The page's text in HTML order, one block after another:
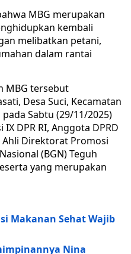
MBG merupakan
kembali
melibatkan petani,
dalam rantai
MBG tersebut
Desa Suci, Kecamatan
Sabtu (29/11/2025)
DPR RI, Anggota DPRD
Ahli Direktorat Promosi
(BGN) Teguh
yang merupakan
Makanan Sehat Wajib
Nina